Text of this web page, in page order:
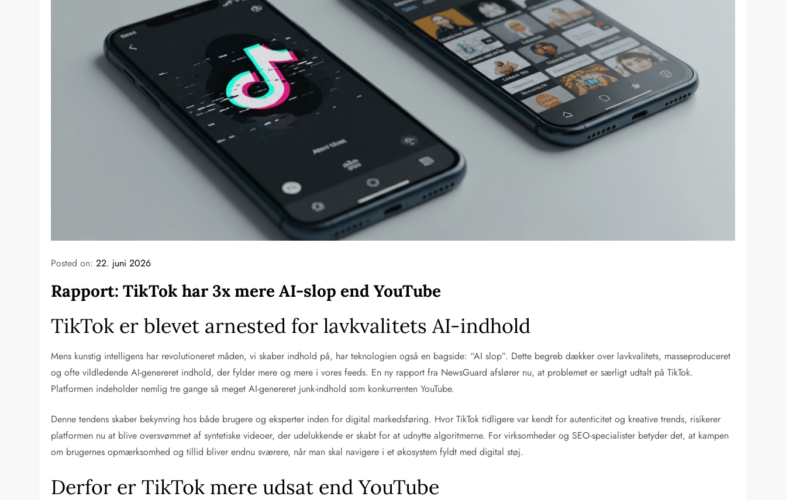
Posted on:22. juni 2026
Rapport: TikTok har 3x mere AI-slop end YouTube
TikTok er blevet arnested for lavkvalitets AI-indhold
Mens kunstig intelligens har revolutioneret måden, vi skaber indhold på, har teknologien også en bagside: “AI slop”. Dette begreb dækker over lavkvalitets, masseproduceret
og ofte vildledende AI-genereret indhold, der fylder mere og mere i vores feeds. En ny rapport fra NewsGuard afslører nu, at problemet er særligt udtalt på TikTok.
Platformen indeholder nemlig tre gange så meget AI-genereret junk-indhold som konkurrenten YouTube.
Denne tendens skaber bekymring hos både brugere og eksperter inden for digital markedsføring. Hvor TikTok tidligere var kendt for autenticitet og kreative trends, risikerer
platformen nu at blive oversvømmet af syntetiske videoer, der udelukkende er skabt for at udnytte algoritmerne. For virksomheder og SEO-specialister betyder det, at kampen
om brugernes opmærksomhed og tillid bliver endnu sværere, når man skal navigere i et økosystem fyldt med digital støj.
Derfor er TikTok mere udsat end YouTube